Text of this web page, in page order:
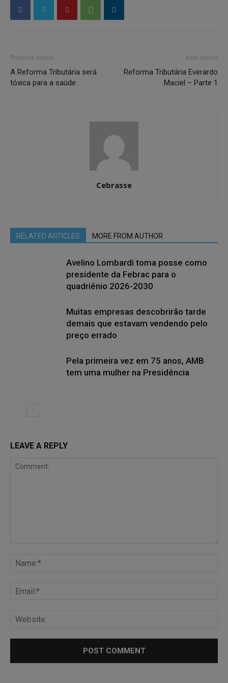
Previous article
A Reforma Tributária será
tóxica para a saúde
Next article
Reforma Tributária Everardo
Maciel – Parte 1
Cebrasse
RELATED ARTICLES MORE FROM AUTHOR
Avelino Lombardi toma posse como
presidente da Febrac para o
quadriênio 2026-2030
Muitas empresas descobrirão tarde
demais que estavam vendendo pelo
preço errado
Pela primeira vez em 75 anos, AMB
tem uma mulher na Presidência
LEAVE A REPLY